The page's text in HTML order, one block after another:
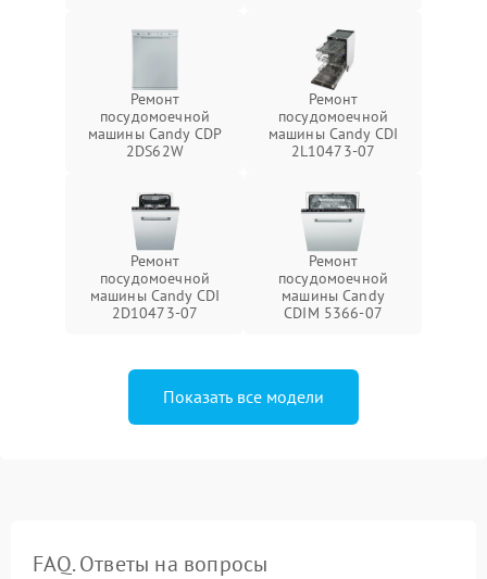
Ремонт
посудомоечной
машины Candy CDP
2DS62W
Ремонт
посудомоечной
машины Candy CDI
2L10473-07
Ремонт
посудомоечной
машины Candy CDI
2D10473-07
Ремонт
посудомоечной
машины Candy
CDIM 5366-07
Показать все модели
FAQ. Ответы на вопросы